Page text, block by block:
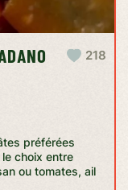
218
préférées
choix entre
ou tomates, ail